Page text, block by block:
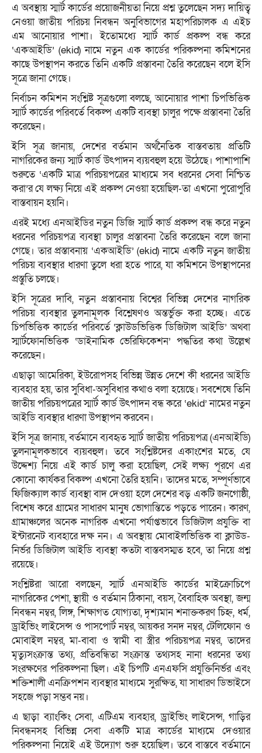
এ অবস্থায় স্মার্ট কার্ডের প্রয়োজনীয়তা নিয়ে প্রশ্ন তুলেছেন সদ্য দায়িত্ব
নেওয়া জাতীয় পরিচয় নিবন্ধন অনুবিভাগের মহাপরিচালক এ এইচ
এম আনোয়ার পাশা। ইতোমধ্যে স্মার্ট কার্ড প্রকল্প বন্ধ করে
‘একআইডি’ (ekid) নামে নতুন এক কার্ডের পরিকল্পনা কমিশনের
কাছে উপস্থাপন করতে তিনি একটি প্রস্তাবনা তৈরি করেছেন বলে ইসি
সূত্রে জানা গেছে।
নির্বাচন কমিশন সংশ্লিষ্ট সূত্রগুলো বলছে, আনোয়ার পাশা চিপভিত্তিক
স্মার্ট কার্ডের পরিবর্তে বিকল্প একটি ব্যবস্থা চালুর পক্ষে প্রস্তাবনা তৈরি
করেছেন।
ইসি সূত্র জানায়, দেশের বর্তমান অর্থনৈতিক বাস্তবতায় প্রতিটি
নাগরিকের জন্য স্মার্ট কার্ড উৎপাদন ব্যয়বহুল হয়ে উঠেছে। পাশাপাশি
শুরুতে ‘একটি মাত্র পরিচয়পত্রের মাধ্যমে সব ধরনের সেবা নিশ্চিত
করা’র যে লক্ষ্য নিয়ে এই প্রকল্প নেওয়া হয়েছিল-তা এখনো পুরোপুরি
বাস্তবায়ন হয়নি।
এরই মধ্যে এনআইডির নতুন ডিজি স্মার্ট কার্ড প্রকল্প বন্ধ করে নতুন
ধরনের পরিচয়পত্র ব্যবস্থা চালুর প্রস্তাবনা তৈরি করেছেন বলে জানা
গেছে। তার প্রস্তাবনায় ‘একআইডি’ (ekid) নামে একটি নতুন জাতীয়
পরিচয় ব্যবস্থার ধারণা তুলে ধরা হতে পারে, যা কমিশনে উপস্থাপনের
প্রস্তুতি চলছে।
ইসি সূত্রের দাবি, নতুন প্রস্তাবনায় বিশ্বের বিভিন্ন দেশের নাগরিক
পরিচয় ব্যবস্থার তুলনামূলক বিশ্লেষণও অন্তর্ভুক্ত করা হচ্ছে। এতে
চিপভিত্তিক কার্ডের পরিবর্তে ‘ক্লাউডভিত্তিক ডিজিটাল আইডি’ অথবা
স্মার্টফোনভিত্তিক ‘ডাইনামিক ভেরিফিকেশন’ পদ্ধতির কথা উল্লেখ
করেছেন।
এছাড়া আমেরিকা, ইউরোপসহ বিভিন্ন উন্নত দেশে কী ধরনের আইডি
ব্যবহার হয়, তার সুবিধা-অসুবিধার কথাও বলা হয়েছে। সবশেষে তিনি
জাতীয় পরিচয়পত্রের স্মার্ট কার্ড উৎপাদন বন্ধ করে ‘ekid’ নামের নতুন
আইডি ব্যবস্থার ধারণা উপস্থাপন করবেন।
ইসি সূত্র জানায়, বর্তমানে ব্যবহৃত স্মার্ট জাতীয় পরিচয়পত্র (এনআইডি)
তুলনামূলকভাবে ব্যয়বহুল। তবে সংশ্লিষ্টদের একাংশের মতে, যে
উদ্দেশ্য নিয়ে এই কার্ড চালু করা হয়েছিল, সেই লক্ষ্য পূরণে এর
কোনো কার্যকর বিকল্প এখনো তৈরি হয়নি। তাদের মতে, সম্পূর্ণভাবে
ফিজিক্যাল কার্ড ব্যবস্থা বাদ দেওয়া হলে দেশের বড় একটি জনগোষ্ঠী,
বিশেষ করে গ্রামের সাধারণ মানুষ ভোগান্তিতে পড়তে পারেন। কারণ,
গ্রামাঞ্চলের অনেক নাগরিক এখনো পর্যাপ্তভাবে ডিজিটাল প্রযুক্তি বা
ইন্টারনেট ব্যবহারে দক্ষ নন। এ অবস্থায় মোবাইলভিত্তিক বা ক্লাউড-
নির্ভর ডিজিটাল আইডি ব্যবস্থা কতটা বাস্তবসম্মত হবে, তা নিয়ে প্রশ্ন
রয়েছে।
সংশ্লিষ্টরা আরো বলছেন, স্মার্ট এনআইডি কার্ডের মাইক্রোচিপে
নাগরিকের পেশা, স্থায়ী ও বর্তমান ঠিকানা, বয়স, বৈবাহিক অবস্থা, জন্ম
নিবন্ধন নম্বর, লিঙ্গ, শিক্ষাগত যোগ্যতা, দৃশ্যমান শনাক্তকরণ চিহ্ন, ধর্ম,
ড্রাইভিং লাইসেন্স ও পাসপোর্ট নম্বর, আয়কর সনদ নম্বর, টেলিফোন ও
মোবাইল নম্বর, মা-বাবা ও স্বামী বা স্ত্রীর পরিচয়পত্র নম্বর, তাদের
মৃত্যুসংক্রান্ত তথ্য, প্রতিবন্ধিতা সংক্রান্ত তথ্যসহ নানা ধরনের তথ্য
সংরক্ষণের পরিকল্পনা ছিল। এই চিপটি এনএফসি প্রযুক্তিনির্ভর এবং
শক্তিশালী এনক্রিপশন ব্যবস্থার মাধ্যমে সুরক্ষিত, যা সাধারণ ডিভাইসে
সহজে পড়া সম্ভব নয়।
এ ছাড়া ব্যাংকিং সেবা, এটিএম ব্যবহার, ড্রাইভিং লাইসেন্স, গাড়ির
নিবন্ধনসহ বিভিন্ন সেবা একটি মাত্র কার্ডের মাধ্যমে দেওয়ার
পরিকল্পনা নিয়েই এই উদ্যোগ শুরু হয়েছিল। তবে বাস্তবে বর্তমানে